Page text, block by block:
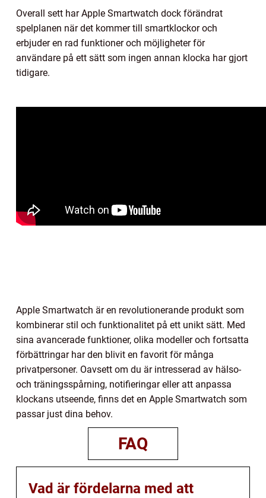
Overall sett har Apple Smartwatch dock förändrat
spelplanen när det kommer till smartklockor och
erbjuder en rad funktioner och möjligheter för
användare på ett sätt som ingen annan klocka har gjort
tidigare.
Apple Smartwatch är en revolutionerande produkt som
kombinerar stil och funktionalitet på ett unikt sätt. Med
sina avancerade funktioner, olika modeller och fortsatta
förbättringar har den blivit en favorit för många
privatpersoner. Oavsett om du är intresserad av hälso-
och träningsspårning, notifieringar eller att anpassa
klockans utseende, finns det en Apple Smartwatch som
passar just dina behov.
FAQ
Vad är fördelarna med att